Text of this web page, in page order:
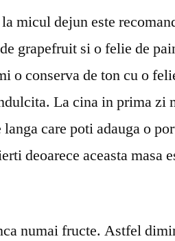
micul dejun este
grapefruit si o felie de
o conserva de ton cu o
La cina in prima zi
care poti adauga o
deoarece aceasta masa
numai fructe. Astfel